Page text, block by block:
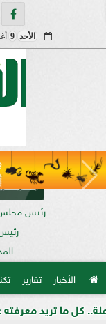
الأحد 9
رئيس مجلس
الأخبار تقارير
معرفته عن خريطة